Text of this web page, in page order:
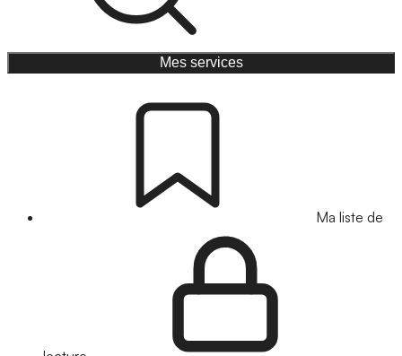
Mes services
Ma liste de